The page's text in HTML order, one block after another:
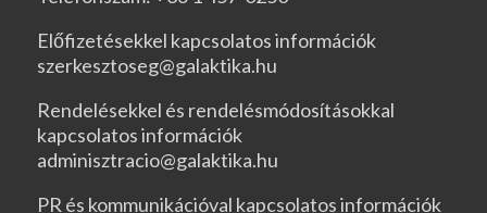
Előfizetésekkel kapcsolatos információk
szerkesztoseg@galaktika.hu
Rendelésekkel és rendelésmódosításokkal
kapcsolatos információk
adminisztracio@galaktika.hu
PR és kommunikációval kapcsolatos információk